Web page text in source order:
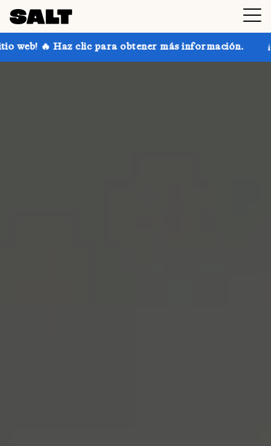
para obtener más información. ¡Consigue hasta